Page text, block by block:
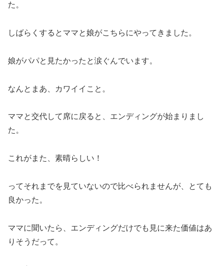
た。
しばらくするとママと娘がこちらにやってきました。
娘がパパと見たかったと涙ぐんでいます。
なんとまあ、カワイイこと。
ママと交代して席に戻ると、エンディングが始まりまし
た。
これがまた、素晴らしい！
ってそれまでを見ていないので比べられませんが、とても
良かった。
ママに聞いたら、エンディングだけでも見に来た価値はあ
りそうだって。